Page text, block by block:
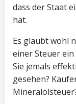
dass der Staat
hat.
Es glaubt wohl
einer Steuer
Sie jemals
gesehen?